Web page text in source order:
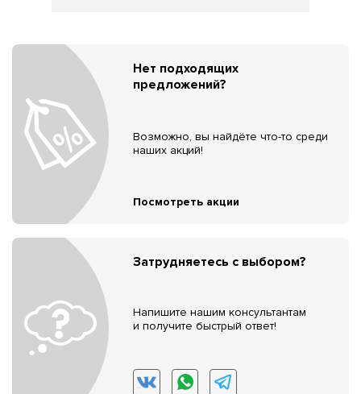
Нет подходящих
предложений?
Возможно, вы найдёте что-то среди
наших акций!
Посмотреть акции
Затрудняетесь с выбором?
Напишите нашим консультантам
и получите быстрый ответ!